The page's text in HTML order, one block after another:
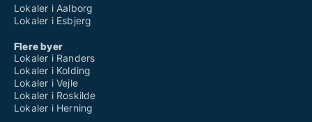
Lokaler i Aalborg
Lokaler i Esbjerg
Flere byer
Lokaler i Randers
Lokaler i Kolding
Lokaler i Vejle
Lokaler i Roskilde
Lokaler i Herning